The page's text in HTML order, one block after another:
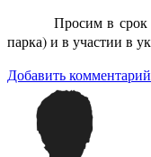
Просим в срок
парка) и в участии в
Добавить комментарий